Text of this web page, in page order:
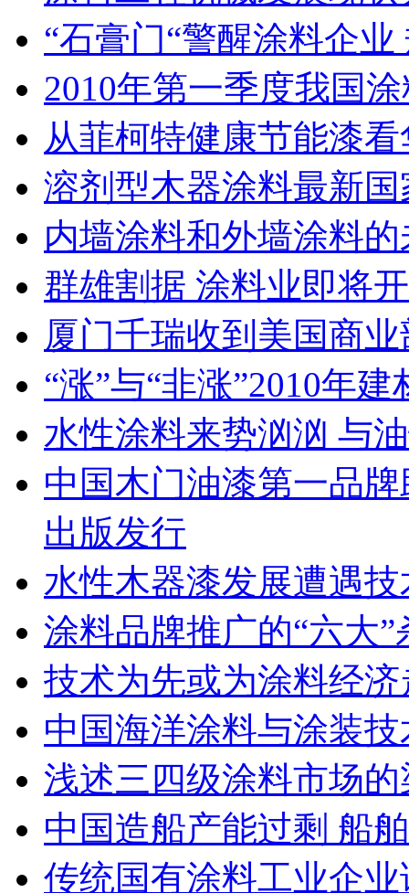
“石膏门“警醒涂料企
2010年第一季度我国
从菲柯特健康节能漆
溶剂型木器涂料最新
内墙涂料和外墙涂料
群雄割据 涂料业即将
厦门千瑞收到美国商
“涨”与“非涨”2010年
水性涂料来势汹汹 与
中国木门油漆第一品
出版发行
水性木器漆发展遭遇
涂料品牌推广的“六大
技术为先或为涂料经
中国海洋涂料与涂装
浅述三四级涂料市场
中国造船产能过剩 船
传统国有涂料工业企